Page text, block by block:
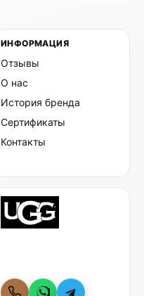
ИНФОРМАЦИЯ
Отзывы
О нас
История бренда
Сертификаты
Контакты